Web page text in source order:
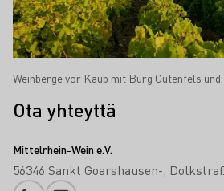
Weinberge vor Kaub mit Burg Gutenfels
Ota yhteyttä
Mittelrhein-Wein e.V.
56346 Sankt Goarshausen-